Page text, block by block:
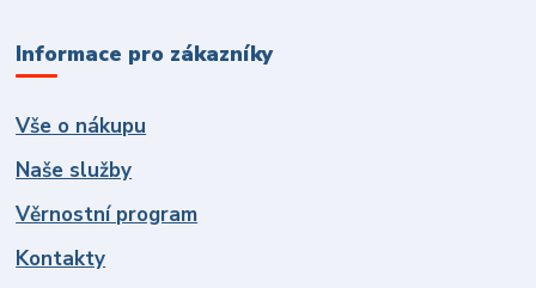
Informace pro zákazníky
Vše o nákupu
Naše služby
Věrnostní program
Kontakty